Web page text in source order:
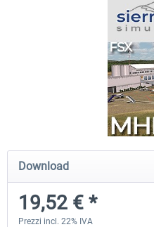
Airports of Mexico City & Central
28,65 € *
Download
19,52 € *
Prezzi incl. 22% IVA